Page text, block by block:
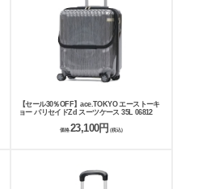
【セール30％OFF】ace.TOKYO エーストーキ
ョー パリセイドZd スーツケース 35L 06812
価格23,100円 (税込)